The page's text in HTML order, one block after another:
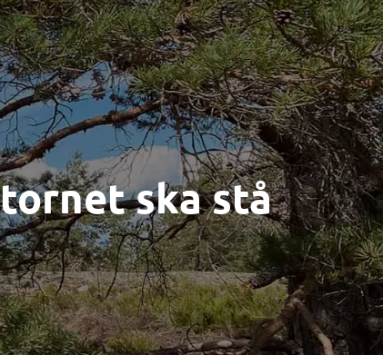
ska stå